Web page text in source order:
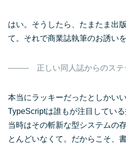
はい。そうしたら、たまたま出
て。それで商業誌執筆のお誘い
正しい同人誌からのステ
本当にラッキーだったとしかい
TypeScriptは誰もが注目してい
当時はその斬新な型システムの
とんどいなくて。だからこそ、